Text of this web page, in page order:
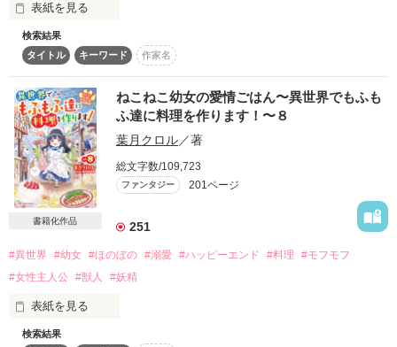
運命に翻弄されながらも、
静かな光を胸に抱く聖女の物語がはじまる。
2026年1月4日完結公開
作品を読む
表紙を見る
「私と結婚してほしい」
魔獣を召喚してしまい、
〝魔女〟と呼ばれて王国を追放された少女、シエル。
彼女の前に突然現れ、求婚した黒衣の騎士の名は
グランツ・フォン・ノイフェルトといった。
「貴女が私を好いてくれるまで、いつまででも待とう。
だからどうか機会をくれないだろうか？」
やがてシエルは騎士道精神に満ち溢れたグランツと
奇妙な逢瀬を重ねるようになる。
世間に疎い元魔女の恋愛は前途多難で……？
「早起きには自信があります」
「うん、そういう問題ではないんだな」
検索結果
タイトル
キーワード 作家名
書籍化作品
ねこねこ幼女の愛情ごはん〜異世界でもふも
ふ達に料理を作ります！〜８
葉月クロル／著
総文字数/109,723
ファンタジー 201ページ
251
#異世界 #幼女 #ほのぼの #溺愛 #ハッピーエンド #料理
#モフモフ
#女性主人公
#獣人 #妖精
表紙を見る
検索結果